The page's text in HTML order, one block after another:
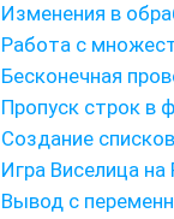
Изменения в
Работа с
Бесконечная
Пропуск строк в
Создание
Игра Виселица на
Вывод с